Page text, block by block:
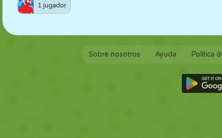
1 jugador
Sobre nosotros Ayuda Política